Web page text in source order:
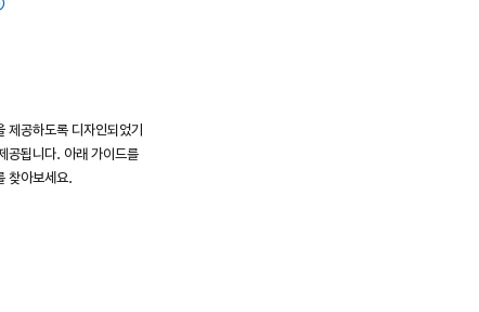
제공하도록 디자인되었기
공됩니다. 아래 가이드를
찾아보세요.